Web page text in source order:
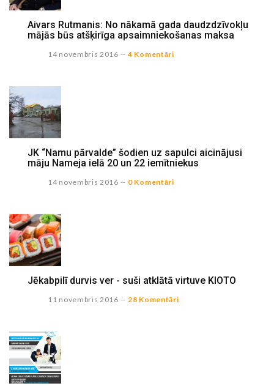
Aivars Rutmanis: No nākamā gada daudzdzīvokļu
mājās būs atšķirīga apsaimniekošanas maksa
14 novembris 2016 -- 4 Komentāri
JK “Namu pārvalde” šodien uz sapulci aicinājusi
māju Nameja ielā 20 un 22 iemītniekus
14 novembris 2016 -- 0 Komentāri
Jēkabpilī durvis ver - suši atklātā virtuve KIOTO
11 novembris 2016 -- 28 Komentāri